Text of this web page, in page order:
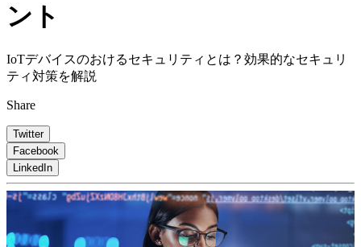
ント
IoTデバイスのおけるセキュリティとは？効果的なセキュリ
ティ対策を解説
Share
Twitter
Facebook
LinkedIn